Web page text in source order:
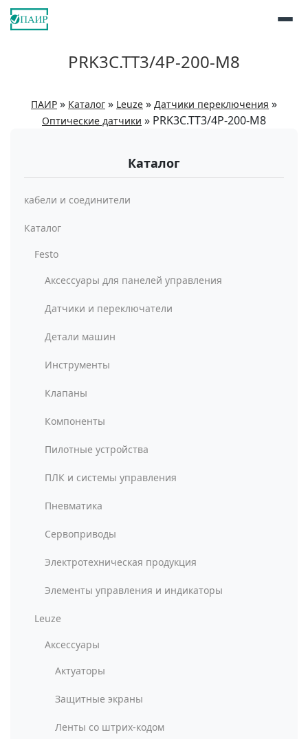
PRK3C.TT3/4P-200-M8
ПАИР » Каталог » Leuze » Датчики переключения »
Оптические датчики » PRK3C.TT3/4P-200-M8
Каталог
кабели и соединители
Каталог
Festo
Аксессуары для панелей управления
Датчики и переключатели
Детали машин
Инструменты
Клапаны
Компоненты
Пилотные устройства
ПЛК и системы управления
Пневматика
Сервоприводы
Электротехническая продукция
Элементы управления и индикаторы
Leuze
Аксессуары
Актуаторы
Защитные экраны
Ленты со штрих-кодом